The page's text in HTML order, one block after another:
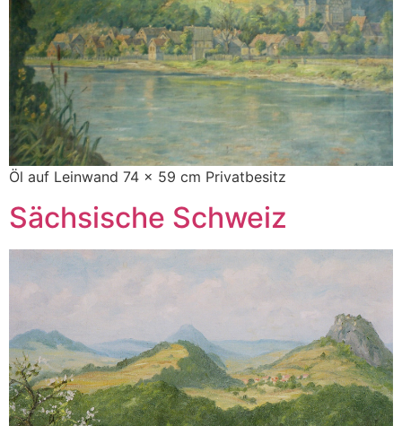
Öl auf Leinwand 74 x 59 cm Privatbesitz
Sächsische Schweiz